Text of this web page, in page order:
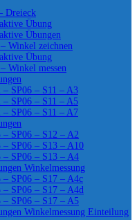
Dreieck
Übung
Übungen
Winkel zeichnen
Übung
Winkel messen
SP06 – S11 – A3
SP06 – S11 – A5
SP06 – S11 – A7
SP06 – S12 – A2
SP06 – S13 – A10
SP06 – S13 – A4
Winkelmessung
SP06 – S17 – A4c
SP06 – S17 – A4d
SP06 – S17 – A5
Winkelmessung Einteilung